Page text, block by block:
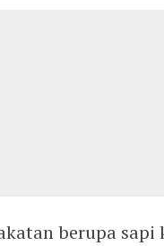
berupa